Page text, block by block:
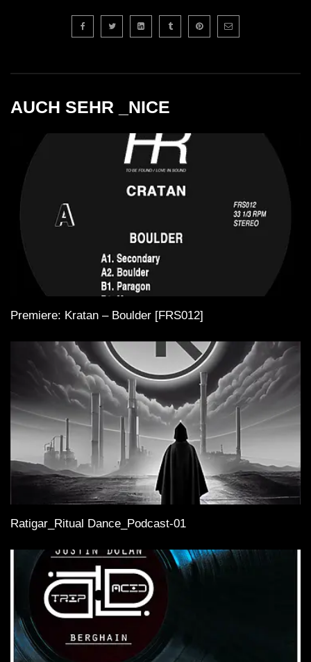
AUCH SEHR _NICE
Premiere: Kratan – Boulder [FRS012]
Ratigar_Ritual Dance_Podcast-01